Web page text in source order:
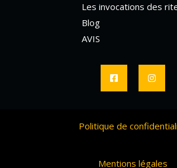
Les invocations des
Blog
AVIS
Politique de
Mentions légales